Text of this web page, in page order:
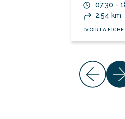
07:30 -
2,54 km
VOIR LA FICHE